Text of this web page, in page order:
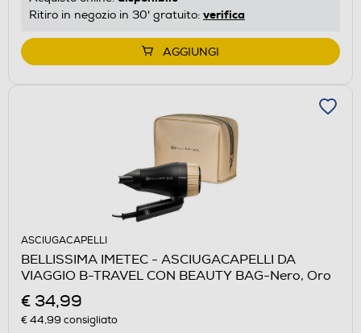
Ritiro in negozio in 30' gratuito: verifica
AGGIUNGI
ASCIUGACAPELLI
BELLISSIMA IMETEC - ASCIUGACAPELLI DA
VIAGGIO B-TRAVEL CON BEAUTY BAG-Nero, Oro
€ 34,99
€ 44,99 consigliato